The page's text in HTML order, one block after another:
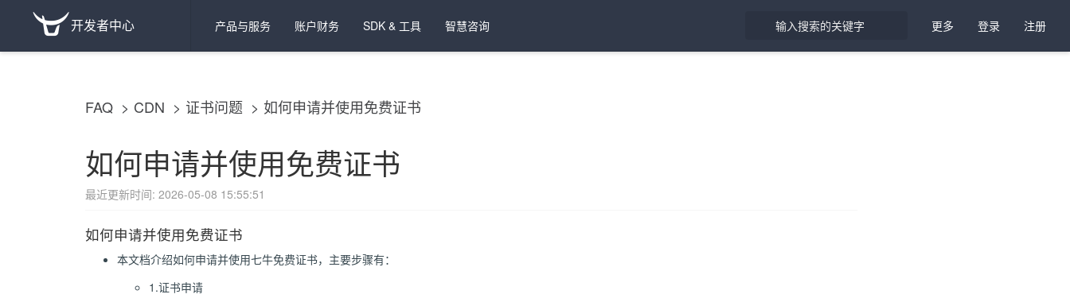
开发者中心 产品与服务 账户财务 SDK & 工具 智慧咨询 更多 登录 注册
FAQ CDN 证书问题 如何申请并使用免费证书
如何申请并使用免费证书
最近更新时间: 2026-05-08 15:55:51
如何申请并使用免费证书
本文档介绍如何申请并使用七牛免费证书，主要步骤有：
1.证书申请